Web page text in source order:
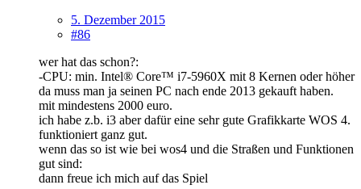
5. Dezember 2015
#86
wer hat das schon?:
-CPU: min. Intel® Core™ i7-5960X mit 8 Kernen oder höher
da muss man ja seinen PC nach ende 2013 gekauft haben.
mit mindestens 2000 euro.
ich habe z.b. i3 aber dafür eine sehr gute Grafikkarte WOS 4.
funktioniert ganz gut.
wenn das so ist wie bei wos4 und die Straßen und Funktionen
gut sind:
dann freue ich mich auf das Spiel